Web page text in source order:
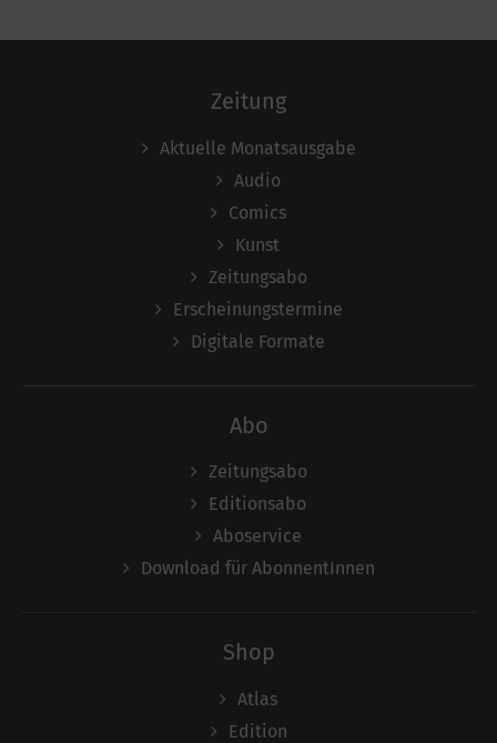
Zeitung
Aktuelle Monatsausgabe
Audio
Comics
Kunst
Zeitungsabo
Erscheinungstermine
Digitale Formate
Abo
Zeitungsabo
Editionsabo
Aboservice
Download für AbonnentInnen
Shop
Atlas
Edition